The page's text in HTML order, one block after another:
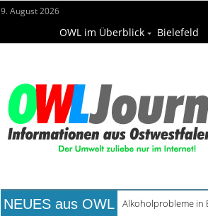
9. August 2026
OWL im Überblick Bielefeld
NEUES aus OWL Alkoholprobleme in
Handgemachte